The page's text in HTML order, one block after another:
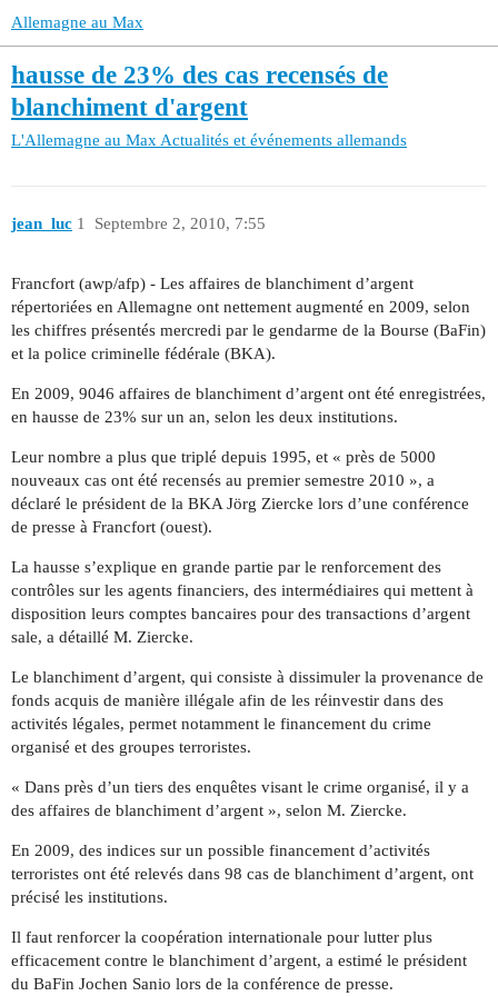
Allemagne au Max
hausse de 23% des cas recensés de
blanchiment d'argent
L'Allemagne au MaxActualités et événements allemands
jean_luc Septembre 2, 2010, 7:55
1
Francfort (awp/afp) - Les affaires de blanchiment d’argent
répertoriées en Allemagne ont nettement augmenté en 2009, selon
les chiffres présentés mercredi par le gendarme de la Bourse (BaFin)
et la police criminelle fédérale (BKA).
En 2009, 9046 affaires de blanchiment d’argent ont été enregistrées,
en hausse de 23% sur un an, selon les deux institutions.
Leur nombre a plus que triplé depuis 1995, et « près de 5000
nouveaux cas ont été recensés au premier semestre 2010 », a
déclaré le président de la BKA Jörg Ziercke lors d’une conférence
de presse à Francfort (ouest).
La hausse s’explique en grande partie par le renforcement des
contrôles sur les agents financiers, des intermédiaires qui mettent à
disposition leurs comptes bancaires pour des transactions d’argent
sale, a détaillé M. Ziercke.
Le blanchiment d’argent, qui consiste à dissimuler la provenance de
fonds acquis de manière illégale afin de les réinvestir dans des
activités légales, permet notamment le financement du crime
organisé et des groupes terroristes.
« Dans près d’un tiers des enquêtes visant le crime organisé, il y a
des affaires de blanchiment d’argent », selon M. Ziercke.
En 2009, des indices sur un possible financement d’activités
terroristes ont été relevés dans 98 cas de blanchiment d’argent, ont
précisé les institutions.
Il faut renforcer la coopération internationale pour lutter plus
efficacement contre le blanchiment d’argent, a estimé le président
du BaFin Jochen Sanio lors de la conférence de presse.